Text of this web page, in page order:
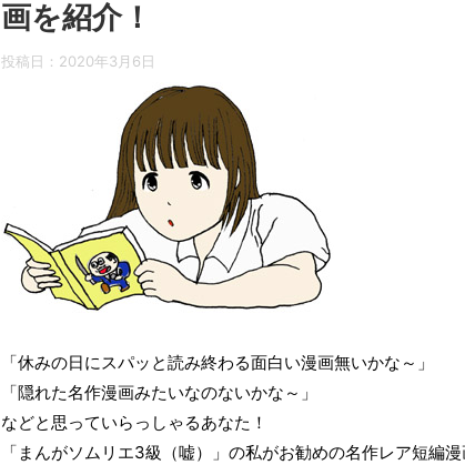
画を紹介！
投稿日： 2020年3月6日
「休みの日にスパッと読み終わる面白い漫画無いかな～」
「隠れた名作漫画みたいなのないかな～」
などと思っていらっしゃるあなた！
「まんがソムリエ3級（嘘）」の私がお勧めの名作レア短編漫